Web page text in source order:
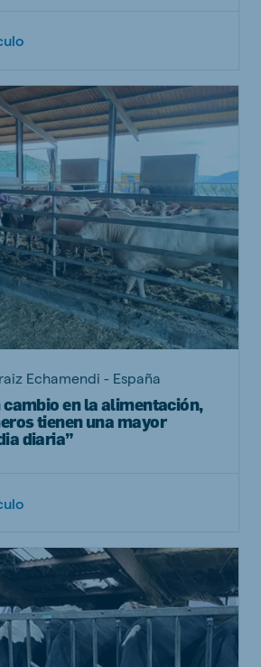
Echamendi - España
cambio en la alimentación,
tienen una mayor
diaria”